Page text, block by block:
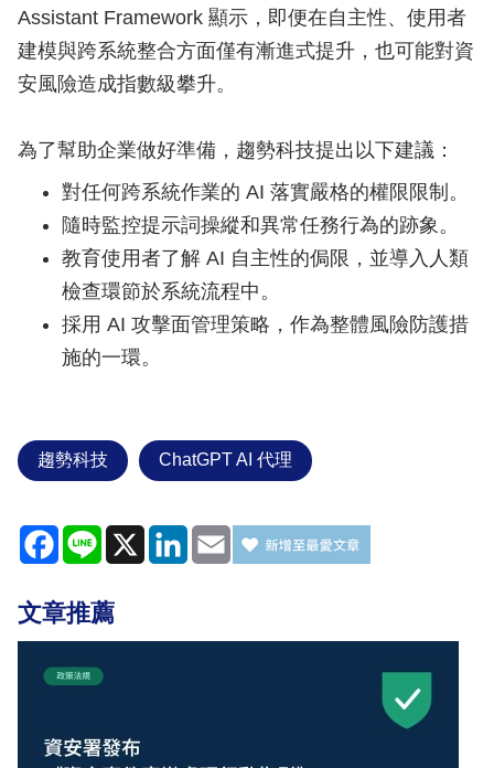
Assistant Framework 顯示，即便在自主性、使用者
建模與跨系統整合方面僅有漸進式提升，也可能對資
安風險造成指數級攀升。
為了幫助企業做好準備，趨勢科技提出以下建議：
對任何跨系統作業的 AI 落實嚴格的權限限制。
隨時監控提示詞操縱和異常任務行為的跡象。
教育使用者了解 AI 自主性的侷限，並導入人類
檢查環節於系統流程中。
採用 AI 攻擊面管理策略，作為整體風險防護措
施的一環。
趨勢科技 ChatGPT AI 代理
Facebook
Line X LinkedIn
Email
文章推薦